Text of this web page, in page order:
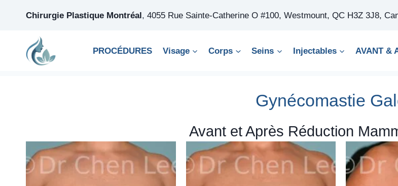
Chirurgie Plastique Montréal, 4055 Rue Sainte-Catherine O #100, Westmount, QC H3Z 3J8,
PROCÉDURES Visage Corps Seins Injectables AVANT &
Gynécomastie
Avant et Après Réduction